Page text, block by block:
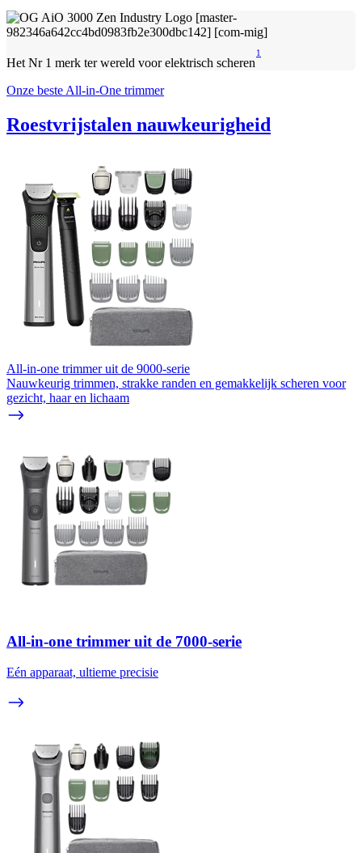
Het Nr 1 merk ter wereld voor elektrisch scheren
1
Onze beste All-in-One trimmer
Roestvrijstalen nauwkeurigheid
All-in-one trimmer uit de 9000-serie
Nauwkeurig trimmen, strakke randen en gemakkelijk scheren voor
gezicht, haar en lichaam
All-in-one trimmer uit de 7000-serie
Eén apparaat, ultieme precisie